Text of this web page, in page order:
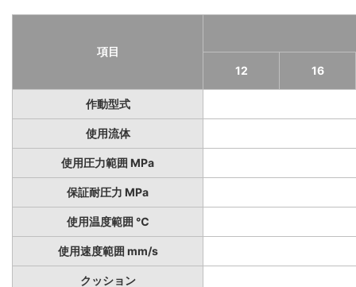
項目
12
16
作動型式
使用流体
使用圧力範囲 MPa
保証耐圧力 MPa
使用温度範囲 ℃
使用速度範囲 mm/s
クッション